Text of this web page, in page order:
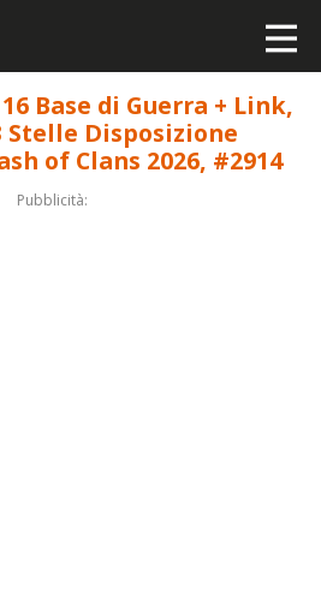
Base di Guerra + Link,
Disposizione
of Clans 2026, #2914
Pubblicità: